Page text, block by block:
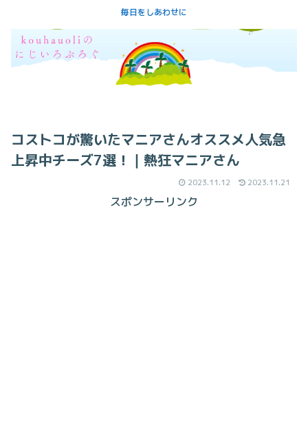
毎日をしあわせに
コストコが驚いたマニアさんオススメ人気急
上昇中チーズ7選！｜熱狂マニアさん
2023.11.12 2023.11.21
スポンサーリンク